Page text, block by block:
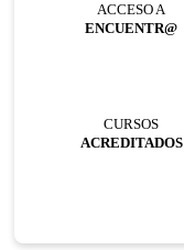
ACCESO A
ENCUENTR@
CURSOS
ACREDITADOS